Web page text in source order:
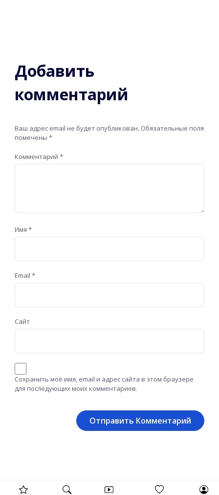
Добавить
комментарий
Ваш адрес email не будет опубликован. Обязательные поля
помечены *
Комментарий *
Имя *
Email *
Сайт
Сохранить моё имя, email и адрес сайта в этом браузере
для последующих моих комментариев.